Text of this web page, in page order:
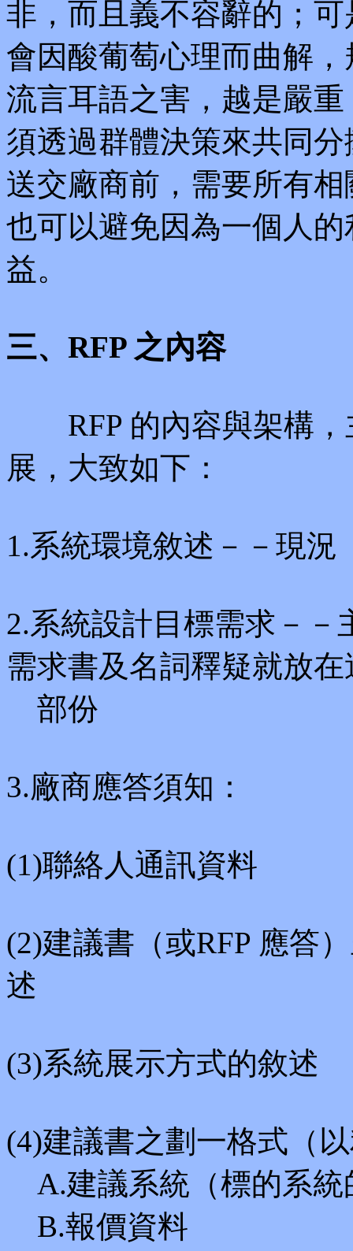
非，而且義不容辭的；
會因酸葡萄心理而曲解
流言耳語之害，越是嚴
須透過群體決策來共同
送交廠商前，需要所有
也可以避免因為一個人
益。
三、RFP 之內容
RFP 的內容與架構，
展，大致如下：
1.系統環境敘述－－現況
2.系統設計目標需求－
需求書及名詞釋疑就放在
部份
3.廠商應答須知：
(1)聯絡人通訊資料
(2)建議書（或RFP 應答
述
(3)系統展示方式的敘述
(4)建議書之劃一格式（
A.建議系統（標的系統
B.報價資料